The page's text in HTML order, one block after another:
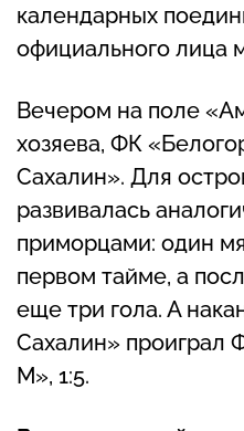
календарных
официального лица
Вечером на поле
хозяева, ФК
Сахалин». Для
развивалась
приморцами: один
первом тайме, а
еще три гола. А
Сахалин» проиграл
М», 1:5.